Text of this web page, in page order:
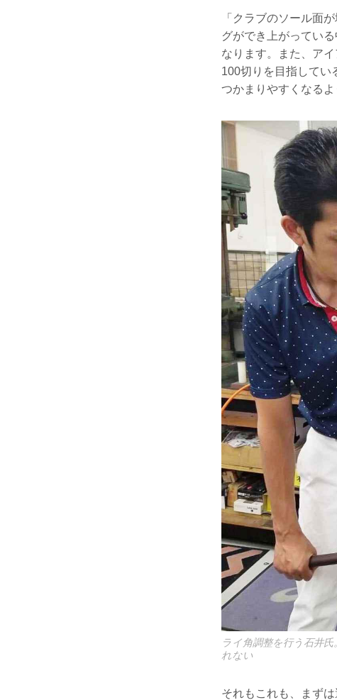
「クラブのソール面
グができ上がってい
なります。また、ア
100切りを目指してい
つかまりやすくなるよ
ライ角調整を行う石井
れない
それもこれも、まず